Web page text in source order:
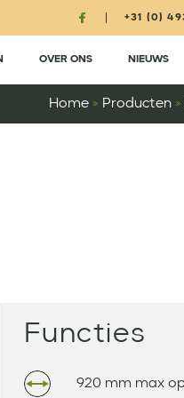
+31 (0)
OVER ONS NIEUWS
Home » Producten »
Functies
920 mm max